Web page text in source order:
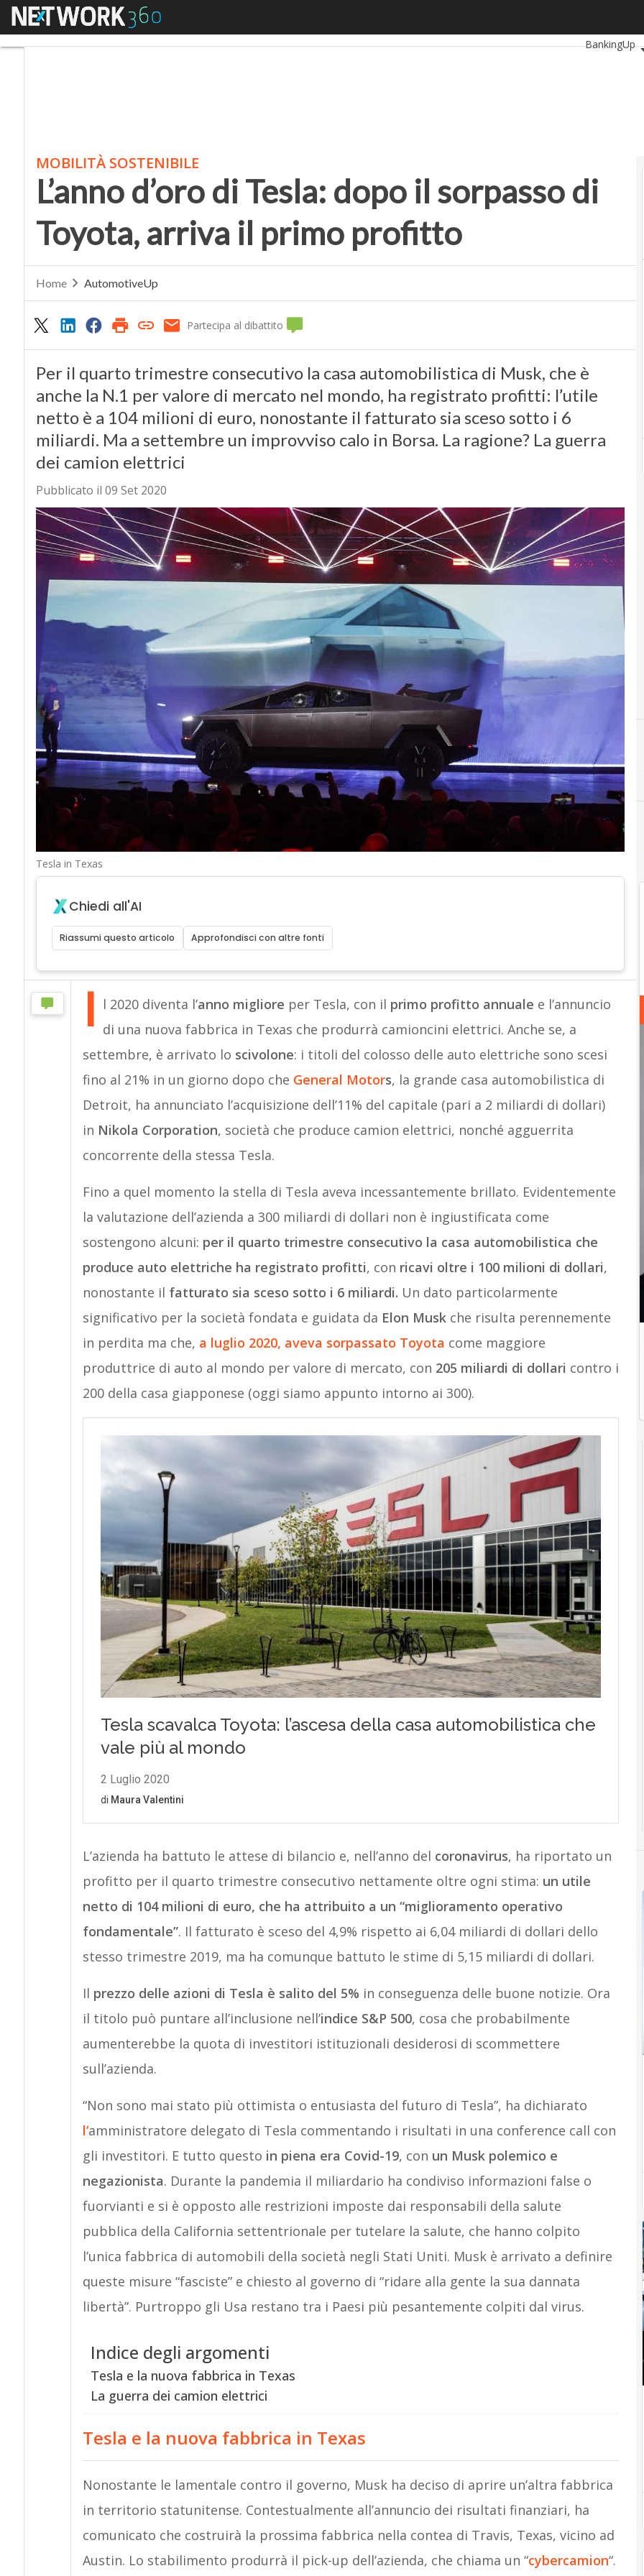
Menu
BankingUp
MOBILITÀ SOSTENIBILE
L’anno d’oro di Tesla: dopo il sorpasso di
Toyota, arriva il primo profitto
Home AutomotiveUp
Partecipa al dibattito
Per il quarto trimestre consecutivo la casa automobilistica di Musk, che è
anche la N.1 per valore di mercato nel mondo, ha registrato profitti: l’utile
netto è a 104 milioni di euro, nonostante il fatturato sia sceso sotto i 6
miliardi. Ma a settembre un improvviso calo in Borsa. La ragione? La guerra
dei camion elettrici
Pubblicato il 09 Set 2020
Tesla in Texas
Chiedi all'AI
Riassumi questo articolo Approfondisci con altre fonti
I l 2020 diventa l’anno migliore per Tesla, con il primo profitto annuale e l’annuncio
di una nuova fabbrica in Texas che produrrà camioncini elettrici. Anche se, a
settembre, è arrivato lo scivolone: i titoli del colosso delle auto elettriche sono scesi
fino al 21% in un giorno dopo che General Motors, la grande casa automobilistica di
Detroit, ha annunciato l’acquisizione dell’11% del capitale (pari a 2 miliardi di dollari)
in Nikola Corporation, società che produce camion elettrici, nonché agguerrita
concorrente della stessa Tesla.
Fino a quel momento la stella di Tesla aveva incessantemente brillato. Evidentemente
la valutazione dell’azienda a 300 miliardi di dollari non è ingiustificata come
sostengono alcuni: per il quarto trimestre consecutivo la casa automobilistica che
produce auto elettriche ha registrato profitti, con ricavi oltre i 100 milioni di dollari,
nonostante il fatturato sia sceso sotto i 6 miliardi. Un dato particolarmente
significativo per la società fondata e guidata da Elon Muskche risulta perennemente
in perdita ma che, a luglio 2020, aveva sorpassato Toyota come maggiore
produttrice di auto al mondo per valore di mercato, con 205 miliardi di dollari contro i
200 della casa giapponese (oggi siamo appunto intorno ai 300).
L’azienda ha battuto le attese di bilancio e, nell’anno del coronavirus, ha riportato un
profitto per il quarto trimestre consecutivo nettamente oltre ogni stima: un utile
netto di 104 milioni di euro, che ha attribuito a un “miglioramento operativo
fondamentale”. Il fatturato è sceso del 4,9% rispetto ai 6,04 miliardi di dollari dello
stesso trimestre 2019, ma ha comunque battuto le stime di 5,15 miliardi di dollari.
Il prezzo delle azioni di Tesla è salito del 5% in conseguenza delle buone notizie. Ora
il titolo può puntare all’inclusione nell’indice S&P 500, cosa che probabilmente
aumenterebbe la quota di investitori istituzionali desiderosi di scommettere
sull’azienda.
“Non sono mai stato più ottimista o entusiasta del futuro di Tesla”, ha dichiarato
l’amministratore delegato di Tesla commentando i risultati in una conference call con
gli investitori. E tutto questo in piena era Covid-19, con un Musk polemico e
negazionista. Durante la pandemia il miliardario ha condiviso informazioni false o
fuorvianti e si è opposto alle restrizioni imposte dai responsabili della salute
pubblica della California settentrionale per tutelare la salute, che hanno colpito
l’unica fabbrica di automobili della società negli Stati Uniti. Musk è arrivato a definire
queste misure “fasciste” e chiesto al governo di “ridare alla gente la sua dannata
libertà”. Purtroppo gli Usa restano tra i Paesi più pesantemente colpiti dal virus.
Indice degli argomenti
Tesla e la nuova fabbrica in Texas
La guerra dei camion elettrici
Tesla e la nuova fabbrica in Texas
Nonostante le lamentale contro il governo, Musk ha deciso di aprire un’altra fabbrica
in territorio statunitense. Contestualmente all’annuncio dei risultati finanziari, ha
comunicato che costruirà la prossima fabbrica nella contea di Travis, Texas, vicino ad
Austin. Lo stabilimento produrrà il pick-up dell’azienda, che chiama un “cybercamion“.
C
Camion elettrici